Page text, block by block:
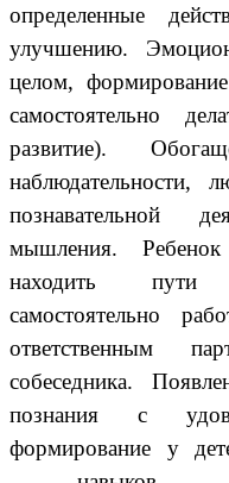
определенные
улучшению.
целом,
самостоятельно
развитие).
наблюдательности,
познавательной
мышления.
находить пути
самостоятельно
ответственным
собеседника.
познания с
формирование у